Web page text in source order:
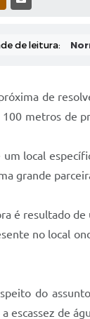
de leitura:
de
metros de
local
grande
é resultado
no local
do
escassez de